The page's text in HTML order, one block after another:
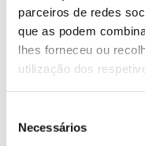
parceiros de redes
que as podem
lhes forneceu ou
utilização dos
Necessários